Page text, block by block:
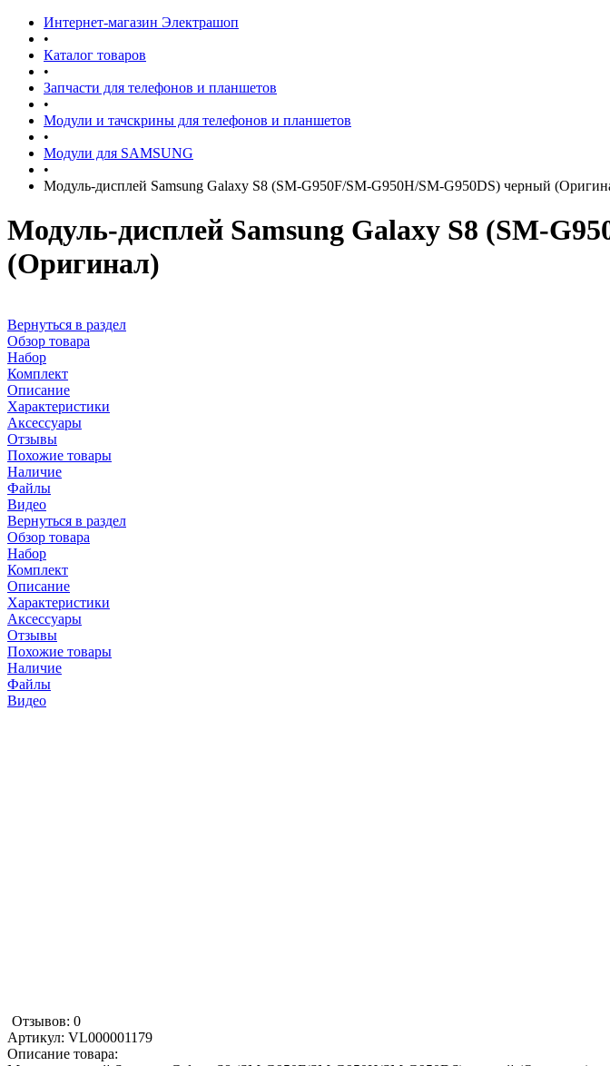
Интернет-магазин Электрашоп
•
Каталог товаров
•
Запчасти для телефонов и планшетов
•
Модули и тачскрины для телефонов и планшетов
•
Модули для SAMSUNG
•
Модуль-дисплей Samsung Galaxy S8 (SM-G950F/SM-G950H/SM-G950DS) черный
Модуль-дисплей Samsung Galaxy S8 (SM-
(Оригинал)
Вернуться в раздел
Обзор товара
Набор
Комплект
Описание
Характеристики
Аксессуары
Отзывы
Похожие товары
Наличие
Файлы
Видео
Вернуться в раздел
Обзор товара
Набор
Комплект
Описание
Характеристики
Аксессуары
Отзывы
Похожие товары
Наличие
Файлы
Видео
Отзывов: 0
Артикул: VL000001179
Описание товара: